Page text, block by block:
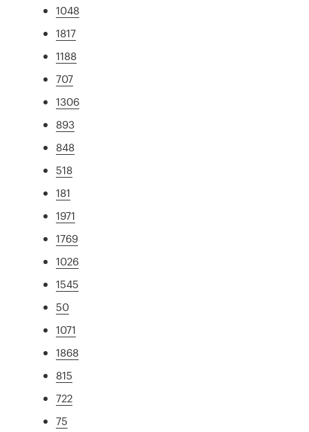
1048
1817
1188
707
1306
893
848
518
181
1971
1769
1026
1545
50
1071
1868
815
722
75